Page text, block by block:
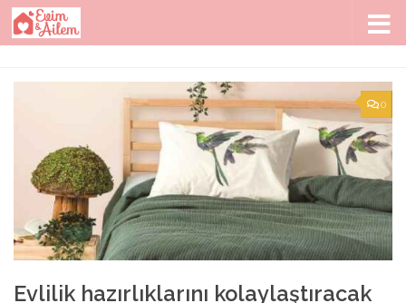
Skip to content
0
Evlilik hazırlıklarını kolaylaştıracak